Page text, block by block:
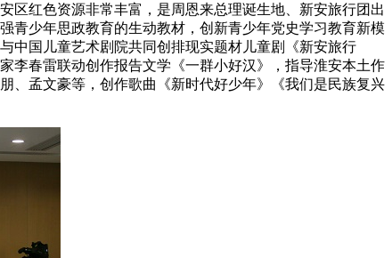
红色资源非常丰富，是周恩来总理诞生地、新安旅行团出
青少年思政教育的生动教材，创新青少年党史学习教育新模
中国儿童艺术剧院共同创排现实题材儿童剧《新安旅行
李春雷联动创作报告文学《一群小好汉》，指导淮安本土作
、孟文豪等，创作歌曲《新时代好少年》《我们是民族复兴